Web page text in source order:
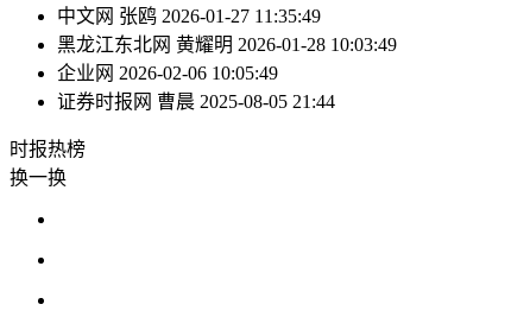
中文网 张鸥 2026-01-27 11:35:49
黑龙江东北网 黄耀明 2026-01-28 10:03:49
企业网 2026-02-06 10:05:49
证券时报网 曹晨 2025-08-05 21:44
时报热榜
换一换